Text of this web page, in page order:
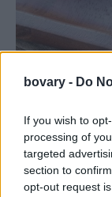
bovary - Do
If you wish to
processing of
targeted
section to
opt-out request
Cloud bread
ασπράδια από 3
3 κ.σ. τυρί cottage
μια πρέζααλάτι